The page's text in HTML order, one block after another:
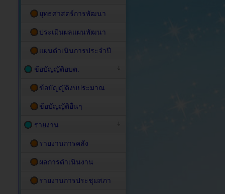
ยุทธศาสตร์การพัฒนา
ประเมินผลแผนพัฒนา
แผนดำเนินการประจำปี
ข้อบัญญัติอบต.
ข้อบัญญัติงบประมาณ
ข้อบัญญัติอื่นๆ
รายงาน
รายงานการคลัง
ผลการดำเนินงาน
รายงานการประชุมสภา